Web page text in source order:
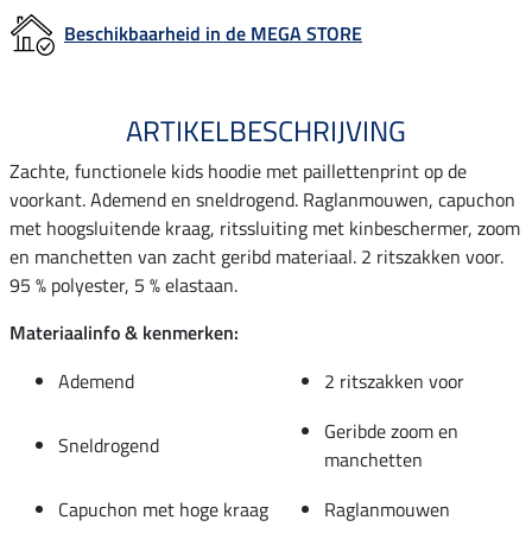
Beschikbaarheid in de MEGA STORE
ARTIKELBESCHRIJVING
Zachte, functionele kids hoodie met paillettenprint op de
voorkant. Ademend en sneldrogend. Raglanmouwen, capuchon
met hoogsluitende kraag, ritssluiting met kinbeschermer, zoom
en manchetten van zacht geribd materiaal. 2 ritszakken voor.
95 % polyester, 5 % elastaan.
Materiaalinfo & kenmerken:
Ademend
2 ritszakken voor
Sneldrogend
Geribde zoom en
manchetten
Capuchon met hoge kraag
Raglanmouwen